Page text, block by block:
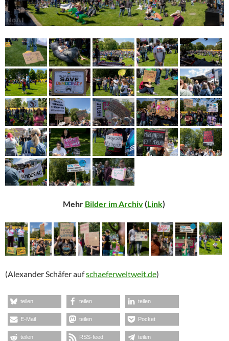
Mehr Bilder im Archiv(Link)
(Alexander Schäfer aufschaeferweltweit.de)
teilen teilen teilen
E-Mail teilen Pocket
teilen RSS-feed teilen